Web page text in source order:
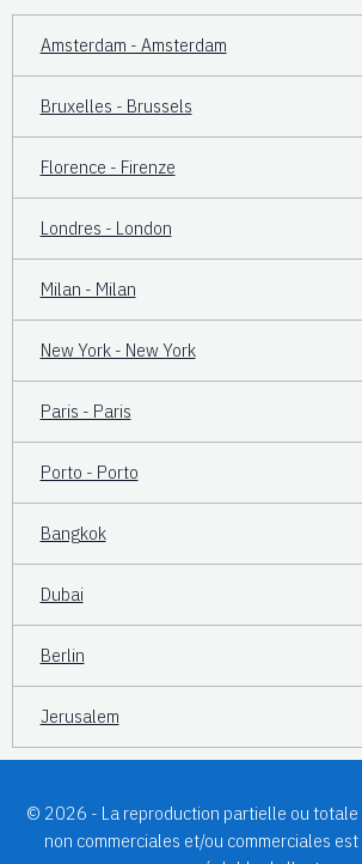
Amsterdam - Amsterdam
Bruxelles - Brussels
Florence - Firenze
Londres - London
Milan - Milan
New York - New York
Paris - Paris
Porto - Porto
Bangkok
Dubai
Berlin
Jerusalem
© 2026 - La reproduction partielle ou totale
non commerciales et/ou commerciales